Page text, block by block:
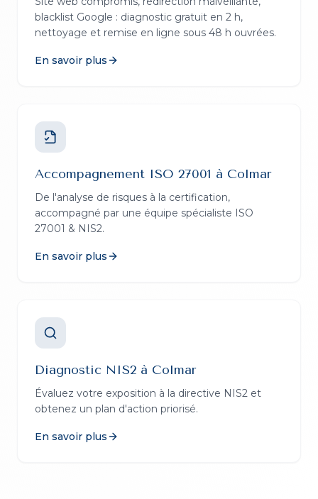
blacklist Google : diagnostic gratuit en 2 h,
nettoyage et remise en ligne sous 48 h ouvrées.
En savoir plus
Accompagnement ISO 27001 à Colmar
De l'analyse de risques à la certification,
accompagné par une équipe spécialiste ISO
27001 & NIS2.
En savoir plus
Diagnostic NIS2 à Colmar
Évaluez votre exposition à la directive NIS2 et
obtenez un plan d'action priorisé.
En savoir plus